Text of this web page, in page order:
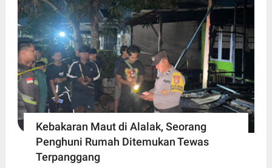
Kebakaran Maut di Alalak, Seorang
Penghuni Rumah Ditemukan Tewas
Terpanggang